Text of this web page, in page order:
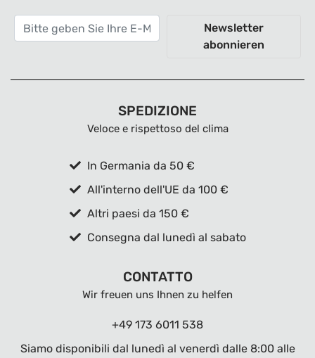
Newsletter
abonnieren
SPEDIZIONE
Veloce e rispettoso del clima
In Germania da 50 €
All'interno dell'UE da 100 €
Altri paesi da 150 €
Consegna dal lunedì al sabato
CONTATTO
Wir freuen uns Ihnen zu helfen
+49 173 6011 538
Siamo disponibili dal lunedì al venerdì dalle 8:00 alle